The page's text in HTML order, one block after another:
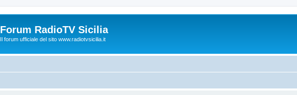
Forum RadioTV Sicilia
Il forum ufficiale del sito www.radiotvsicilia.it